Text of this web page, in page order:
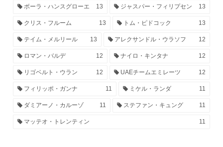
ボーラ・ハンスグローエ 13 ジャスパー・フィリプセン 13
クリス・フルーム 13 トム・ピドコック 13
テイム・メルリール 13 アレクサンドル・ウラソフ 12
ロマン・バルデ 12 ナイロ・キンタナ 12
リゴベルト・ウラン 12 UAEチームエミレーツ 12
フィリッポ・ガンナ 11 ミケル・ランダ 11
ダミアーノ・カルーゾ 11 ステファン・キュング 11
マッテオ・トレンティン 11